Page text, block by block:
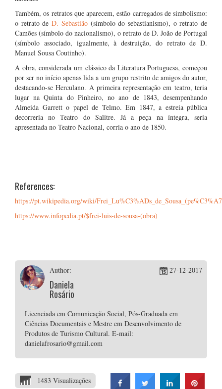
Também, os retratos que aparecem, estão carregados de simbolismo:
o retrato deD. Sebastião(símbolo do sebastianismo), o retrato de
Camões (símbolo do nacionalismo), o retrato de D. João de Portugal
(símbolo associado, igualmente, à destruição, do retrato de D.
Manuel Sousa Coutinho).
A obra, considerada um clássico da Literatura Portuguesa, começou
por ser no início apenas lida a um grupo restrito de amigos do autor,
destacando-se Herculano. A primeira representação em teatro, teria
lugar na Quinta do Pinheiro, no ano de 1843, desempenhando
Almeida Garrett o papel de Telmo. Em 1847, a estreia pública
decorreria no Teatro do Salitre. Já a peça na íntegra, seria
apresentada no Teatro Nacional, corria o ano de 1850.
References:
https://pt.wikipedia.org/wiki/
https://www.infopedia.pt/$frei-luis-de-sousa-(obra)
Author:
Daniela
Rosário
27-12-2017
Licenciada em Comunicação Social, Pós-Graduada em
Ciências Documentais e Mestre em Desenvolvimento de
Produtos de Turismo Cultural. E-mail:
danielafrosario@gmail.com
1483 Visualizações